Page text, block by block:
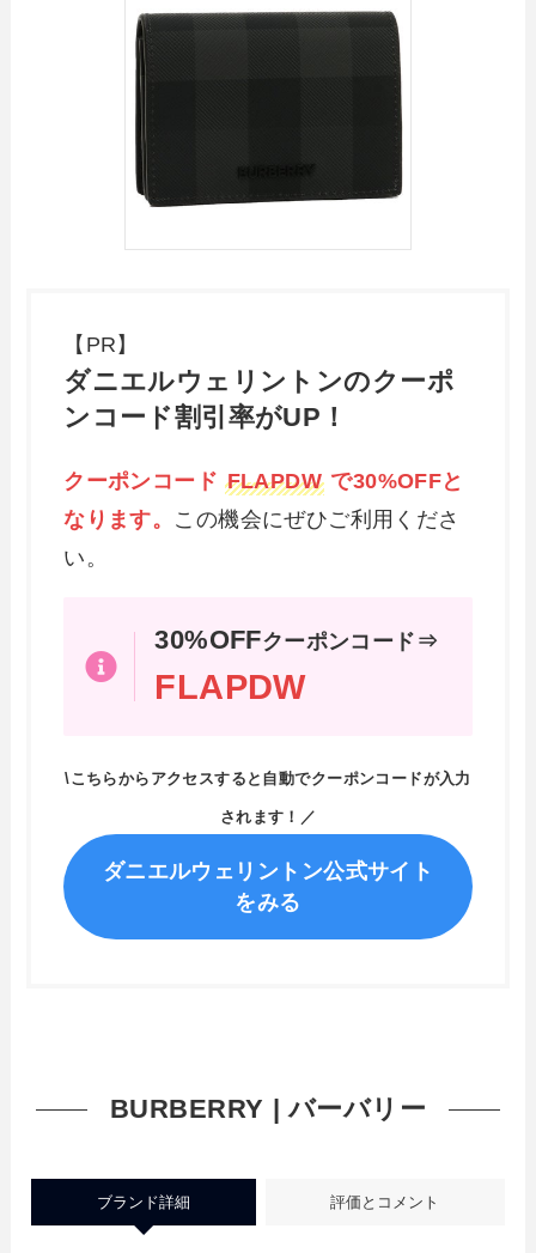
【PR】
ダニエルウェリントンのクーポ
ンコード割引率がUP！
クーポンコード FLAPDWで30%OFFと
なります。 この機会にぜひご利用くださ
い。
30%OFFクーポンコード⇒
FLAPDW
\こちらからアクセスすると自動でクーポンコードが入力
されます！／
ダニエルウェリントン公式サイト
をみる
BURBERRY | バーバリー
ブランド詳細 評価とコメント